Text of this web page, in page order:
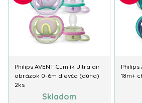
Philips AVENT Cumlík Ultra air
obrázok 0-6m dievča (dúha)
2ks
Skladom
Philips
18m+